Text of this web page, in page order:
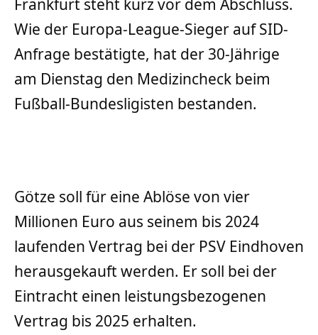
Frankfurt steht kurz vor dem Abschluss.
Wie der Europa-League-Sieger auf SID-
Anfrage bestätigte, hat der 30-Jährige
am Dienstag den Medizincheck beim
Fußball-Bundesligisten bestanden.
Götze soll für eine Ablöse von vier
Millionen Euro aus seinem bis 2024
laufenden Vertrag bei der PSV Eindhoven
herausgekauft werden. Er soll bei der
Eintracht einen leistungsbezogenen
Vertrag bis 2025 erhalten.